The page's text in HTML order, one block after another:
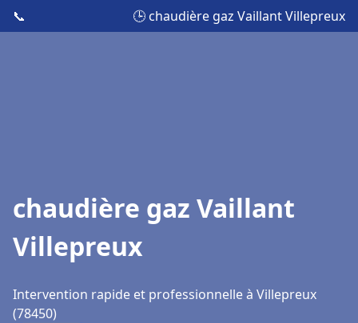
📞 🕒 chaudière gaz Vaillant Villepreux
chaudière gaz Vaillant
Villepreux
Intervention rapide et professionnelle à Villepreux
(78450)